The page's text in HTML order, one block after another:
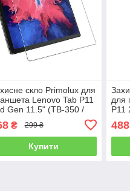
скло Primolux для
Lenovo Tab P11
Gen 11.5" (TB-350 /
₴ 299 ₴
Купити
для
P11
488